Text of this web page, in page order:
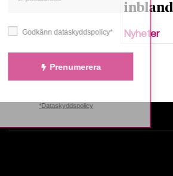
Nyheter
Godkänn dataskyddspolicy*
Prenumerera
*Dataskyddspolicy